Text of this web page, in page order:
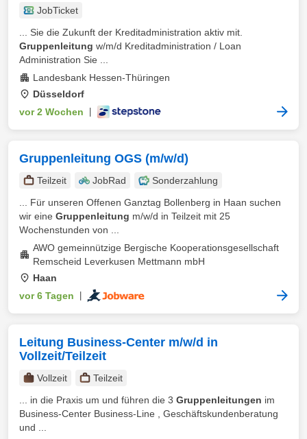
JobTicket
... Sie die Zukunft der Kreditadministration aktiv mit.
Gruppenleitung w/m/d Kreditadministration / Loan
Administration Sie ...
Landesbank Hessen-Thüringen
Düsseldorf
vor 2 Wochen
Gruppenleitung OGS (m/w/d)
Teilzeit JobRad
Sonderzahlung
... Für unseren Offenen Ganztag Bollenberg in Haan suchen
wir eine Gruppenleitung m/w/d in Teilzeit mit 25
Wochenstunden von ...
AWO gemeinnützige Bergische Kooperationsgesellschaft
Remscheid Leverkusen Mettmann mbH
Haan
vor 6 Tagen
Leitung Business-Center m/w/d in
Vollzeit/Teilzeit
Vollzeit
Teilzeit
... in die Praxis um und führen die 3 Gruppenleitungen im
Business-Center Business-Line , Geschäftskundenberatung
und ...